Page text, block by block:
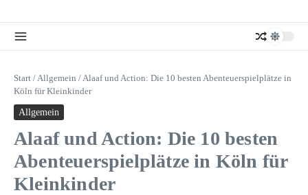
Start /Allgemein /Alaaf und Action: Die 10 besten Abenteuerspielplätze in
Köln für Kleinkinder
Allgemein
Alaaf und Action: Die 10 besten
Abenteuerspielplätze in Köln für
Kleinkinder